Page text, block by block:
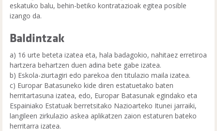
eskatuko balu, behin-betiko kontratazioak egitea posible
izango da.
Baldintzak
a) 16 urte beteta izatea eta, hala badagokio, nahitaez erretiroa
hartzera behartzen duen adina bete gabe izatea.
b) Eskola-ziurtagiri edo parekoa den titulazio maila izatea.
c) Europar Batasuneko kide diren estatuetako baten
herritartasuna izatea, edo, Europar Batasunak egindako eta
Espainiako Estatuak berretsitako Nazioarteko Itunei jarraiki,
langileen zirkulazio askea aplikatzen zaion estaturen bateko
herritarra izatea.